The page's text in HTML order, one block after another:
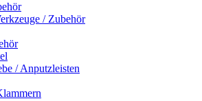
/ Zubehör
/ Anputzleisten